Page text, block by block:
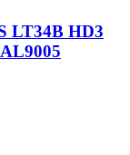
LT34B HD3